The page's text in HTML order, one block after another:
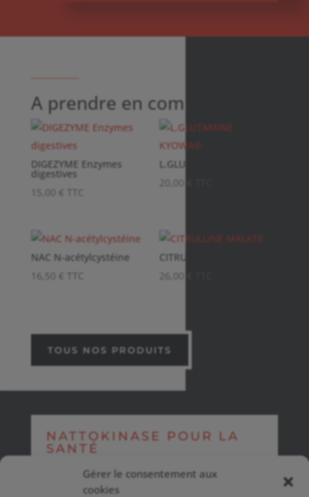
Gérer le consentement aux
cookies
A prendre en complément :
DIGEZYME Enzymes
digestives
15,00 € TTC
L.GLUTAMINE KYOWA®
20,00
NAC N-acétylcystéine
16,50 € TTC
CITRULLINE MALATE
26,00
TOUS NOS PRODUITS
NATTOKINASE POUR LA
SANTÉ
ENZYME NATURELLE